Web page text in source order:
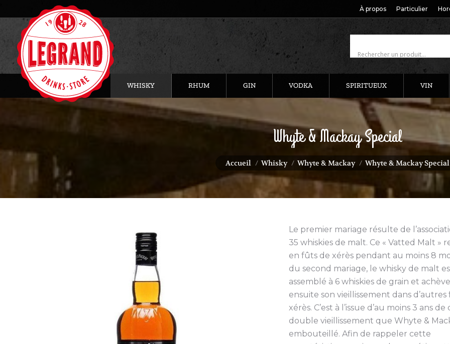
À propos Particulier
WHISKY RHUM GIN VODKA SPIRITUEUX VIN
Whyte & Mackay Special
Accueil Whisky Whyte & Mackay Whyte & Mackay Special
Le premier mariage résulte de
35 whiskies de malt. Ce « Vatted Malt »
en fûts de xérès pendant au moins 8
du second mariage, le whisky de malt
assemblé à 6 whiskies de grain et achève
ensuite son vieillissement dans d’autres
xérès. C’est à l’issue d’au moins 3 ans de
double vieillissement que Whyte &
embouteillé. Afin de rappeler cette